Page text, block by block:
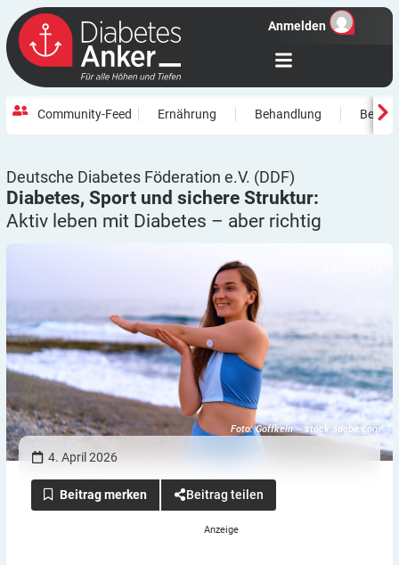
Anmelden
Community-Feed Ernährung Behandlung
Deutsche Diabetes Föderation e.V. (DDF)
Diabetes, Sport und sichere Struktur:
Aktiv leben mit Diabetes – aber richtig
Foto: Goffkein – stock.adobe.com
4. April 2026
Beitrag teilen